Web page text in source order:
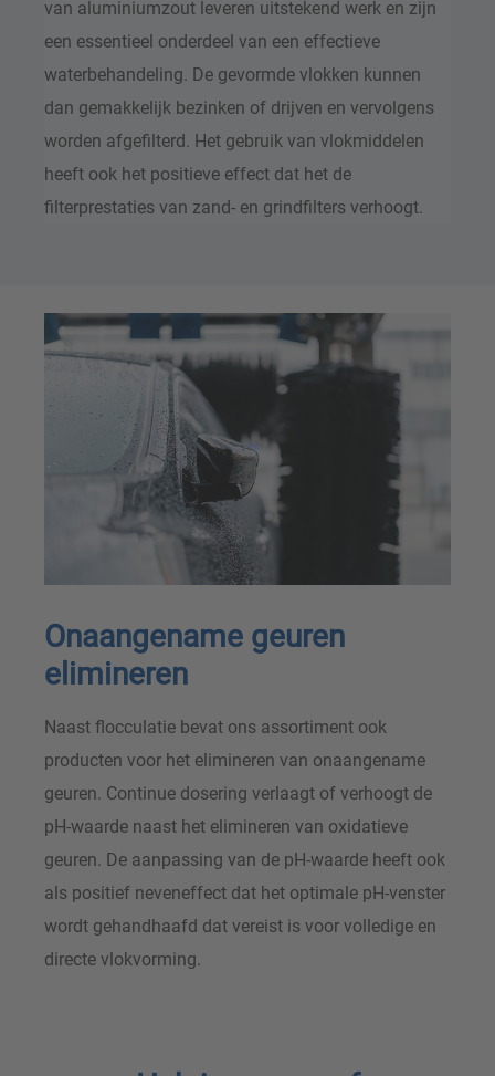
van aluminiumzout leveren uitstekend werk en zijn
een essentieel onderdeel van een effectieve
waterbehandeling. De gevormde vlokken kunnen
dan gemakkelijk bezinken of drijven en vervolgens
worden afgefilterd. Het gebruik van vlokmiddelen
heeft ook het positieve effect dat het de
filterprestaties van zand- en grindfilters verhoogt.
Onaangename geuren
elimineren
Naast flocculatie bevat ons assortiment ook
producten voor het elimineren van onaangename
geuren. Continue dosering verlaagt of verhoogt de
pH-waarde naast het elimineren van oxidatieve
geuren. De aanpassing van de pH-waarde heeft ook
als positief neveneffect dat het optimale pH-venster
wordt gehandhaafd dat vereist is voor volledige en
directe vlokvorming.